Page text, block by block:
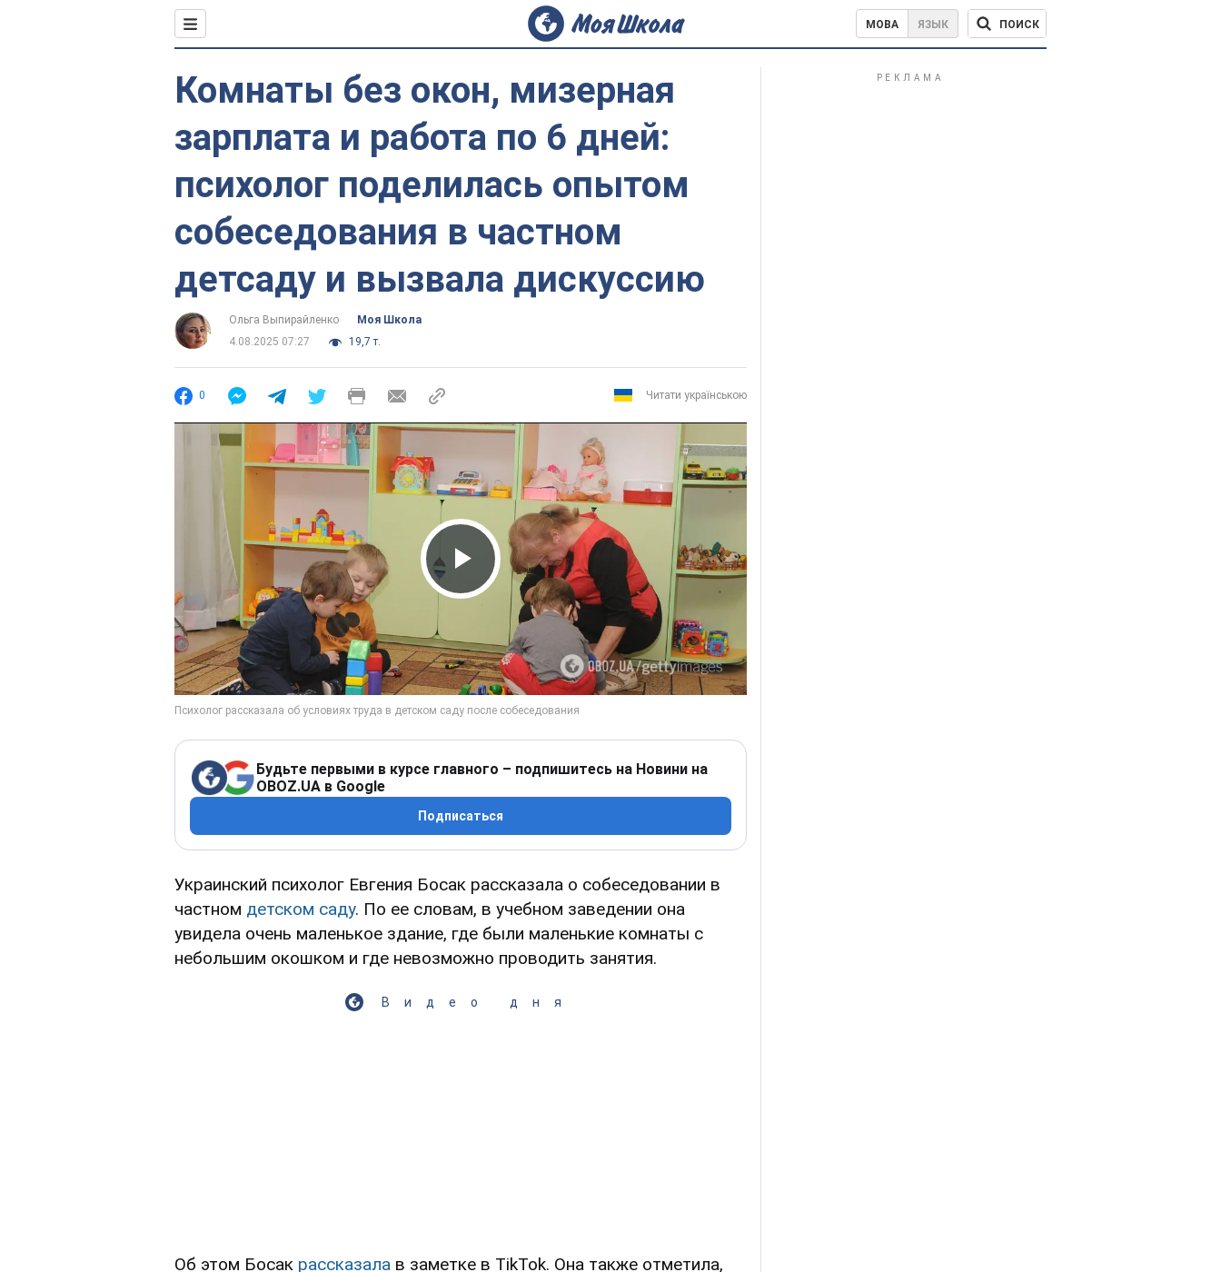
МОВА ЯЗЫК ПОИСК
Комнаты без окон, мизерная
зарплата и работа по 6 дней:
психолог поделилась опытом
собеседования в частном
детсаду и вызвала дискуссию
Ольга Выпирайленко
Моя Школа
4.08.2025 07:27
19,7 т.
0 Читати українською
Play Video
Будьте первыми в курсе главного – подпишитесь на Новини на
OBOZ.UA в Google
Подписаться
Украинский психолог Евгения Босак рассказала о собеседовании в
частном детском саду. По ее словам, в учебном заведении она
увидела очень маленькое здание, где были маленькие комнаты с
небольшим окошком и где невозможно проводить занятия.
Видео дня
Об этом Босак рассказала в заметке в TikTok. Она также отметила,